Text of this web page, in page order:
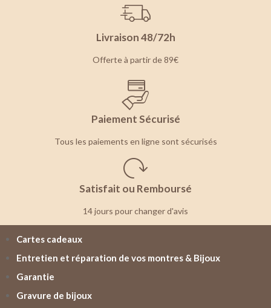
Livraison 48/72h
Offerte à partir de 89€
Paiement Sécurisé
Tous les paiements en ligne sont sécurisés
Satisfait ou Remboursé
14 jours pour changer d'avis
Cartes cadeaux
Entretien et réparation de vos montres & Bijoux
Garantie
Gravure de bijoux